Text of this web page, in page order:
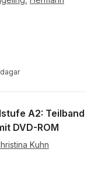
A2: Teilband
DVD-ROM
Kuhn